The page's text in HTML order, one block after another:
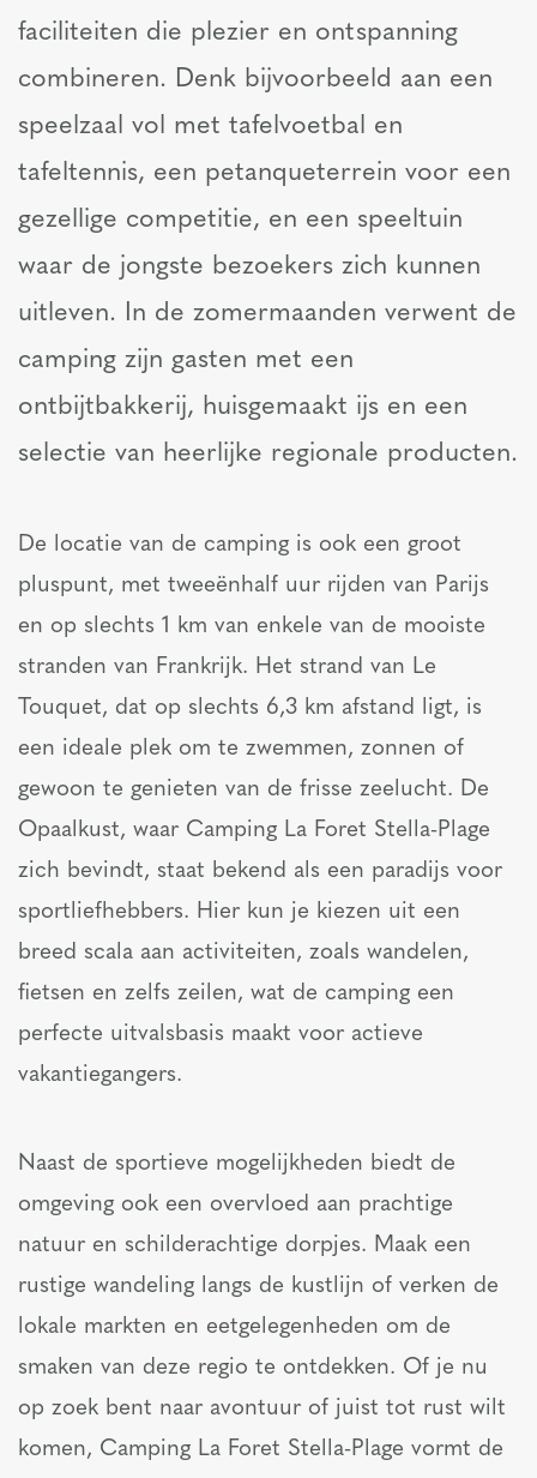
faciliteiten die plezier en ontspanning
combineren. Denk bijvoorbeeld aan een
speelzaal vol met tafelvoetbal en
tafeltennis, een petanqueterrein voor een
gezellige competitie, en een speeltuin
waar de jongste bezoekers zich kunnen
uitleven. In de zomermaanden verwent de
camping zijn gasten met een
ontbijtbakkerij, huisgemaakt ijs en een
selectie van heerlijke regionale producten.
De locatie van de camping is ook een groot
pluspunt, met tweeënhalf uur rijden van Parijs
en op slechts 1 km van enkele van de mooiste
stranden van Frankrijk. Het strand van Le
Touquet, dat op slechts 6,3 km afstand ligt, is
een ideale plek om te zwemmen, zonnen of
gewoon te genieten van de frisse zeelucht. De
Opaalkust, waar Camping La Foret Stella-Plage
zich bevindt, staat bekend als een paradijs voor
sportliefhebbers. Hier kun je kiezen uit een
breed scala aan activiteiten, zoals wandelen,
fietsen en zelfs zeilen, wat de camping een
perfecte uitvalsbasis maakt voor actieve
vakantiegangers.
Naast de sportieve mogelijkheden biedt de
omgeving ook een overvloed aan prachtige
natuur en schilderachtige dorpjes. Maak een
rustige wandeling langs de kustlijn of verken de
lokale markten en eetgelegenheden om de
smaken van deze regio te ontdekken. Of je nu
op zoek bent naar avontuur of juist tot rust wilt
komen, Camping La Foret Stella-Plage vormt de